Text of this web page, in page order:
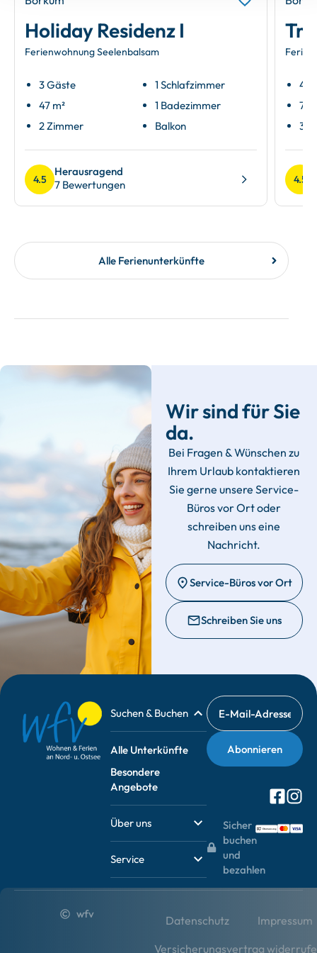
Holiday Residenz I
Ferienwohnung Seelenbalsam
3 Gäste
47 m²
2 Zimmer
1 Schlafzimmer
1 Badezimmer
Balkon
4.5
Herausragend
7 Bewertungen
4
70
3
4.5
Alle Ferienunterkünfte
Wir sind für Sie
da.
Bei Fragen & Wünschen zu
Ihrem Urlaub kontaktieren
Sie gerne unsere Service-
Büros vor Ort oder
schreiben uns eine
Nachricht.
Service-Büros vor Ort
Schreiben Sie uns
Suchen & Buchen
Alle Unterkünfte
Besondere
Angebote
Über uns
Service
Sicher
buchen
und
bezahlen
wfv Datenschutz
Impressum
Versicherungsvertrag